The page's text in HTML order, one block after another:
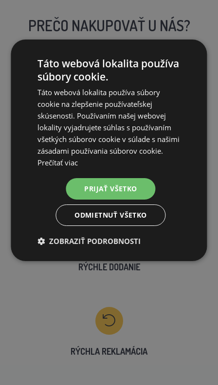
PREČO NAKUPOVAŤ U NÁS?
DOPRAVA ZDARMA
na všetky objednávky od 200€ vrátane DPH.
VLASTNÝ SKLAD
99 % produktov držíme priamo skladom
RÝCHLE DODANIE
RÝCHLA REKLAMÁCIA
Táto webová lokalita používa
súbory cookie.
Táto webová lokalita používa súbory
cookie na zlepšenie používateľskej
skúsenosti. Používaním našej webovej
lokality vyjadrujete súhlas s používaním
všetkých súborov cookie v súlade s našimi
zásadami používania súborov cookie.
Prečítať viac
PRIJAŤ VŠETKO
ODMIETNUŤ VŠETKO
ZOBRAZIŤ PODROBNOSTI